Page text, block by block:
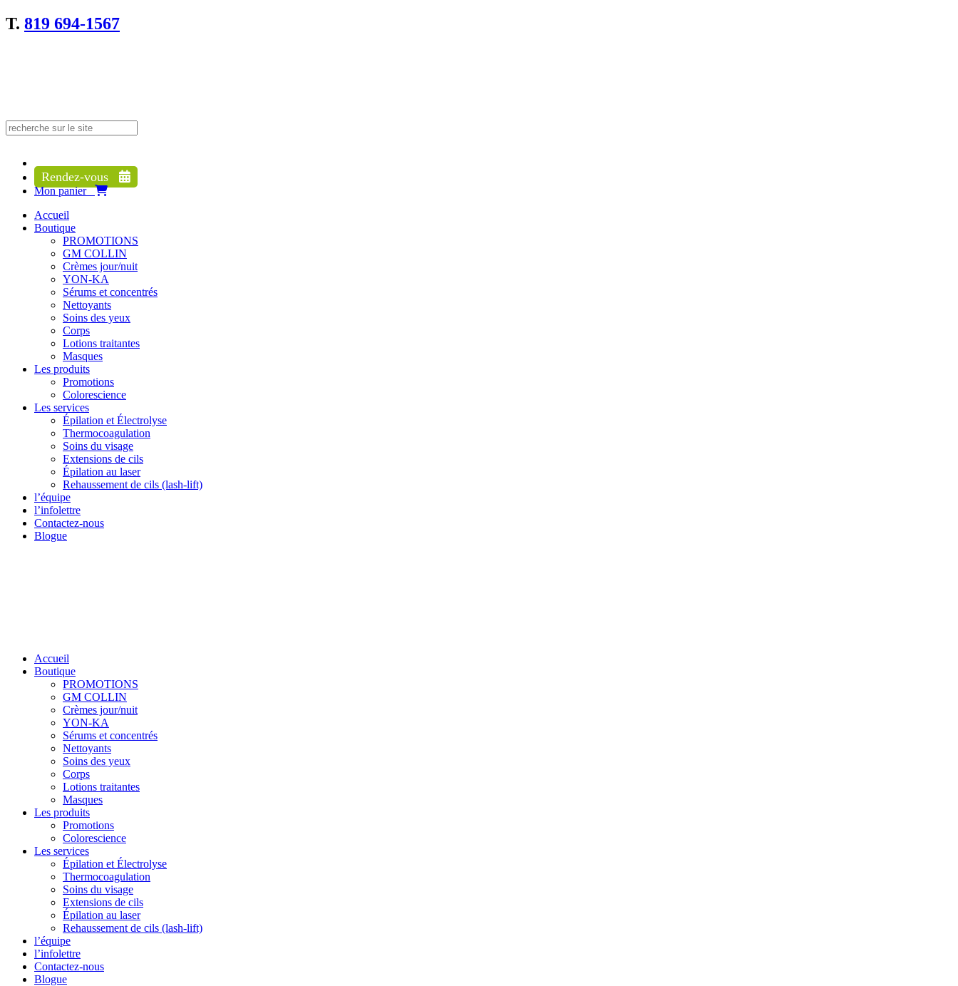
T. 819 694-1567
Search
for:
Rendez-vous
Mon panier
Accueil
Boutique
PROMOTIONS
GM COLLIN
Crèmes jour/nuit
YON-KA
Sérums et concentrés
Nettoyants
Soins des yeux
Corps
Lotions traitantes
Masques
Les produits
Promotions
Colorescience
Les services
Épilation et Électrolyse
Thermocoagulation
Soins du visage
Extensions de cils
Épilation au laser
Rehaussement de cils (lash-lift)
l’équipe
l’infolettre
Contactez-nous
Blogue
Accueil
Boutique
PROMOTIONS
GM COLLIN
Crèmes jour/nuit
YON-KA
Sérums et concentrés
Nettoyants
Soins des yeux
Corps
Lotions traitantes
Masques
Les produits
Promotions
Colorescience
Les services
Épilation et Électrolyse
Thermocoagulation
Soins du visage
Extensions de cils
Épilation au laser
Rehaussement de cils (lash-lift)
l’équipe
l’infolettre
Contactez-nous
Blogue